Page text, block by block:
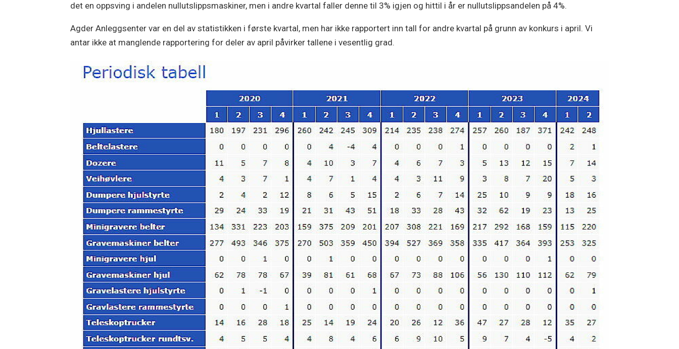
det en oppsving i andelen nullutslippsmaskiner, men i andre kvartal faller denne til 3% igjen og hittil i år er nullutslippsandelen på 4%.
Agder Anleggsenter var en del av statistikken i første kvartal, men har ikke rapportert inn tall for andre kvartal på grunn av konkurs i april. Vi
antar ikke at manglende rapportering for deler av april påvirker tallene i vesentlig grad.